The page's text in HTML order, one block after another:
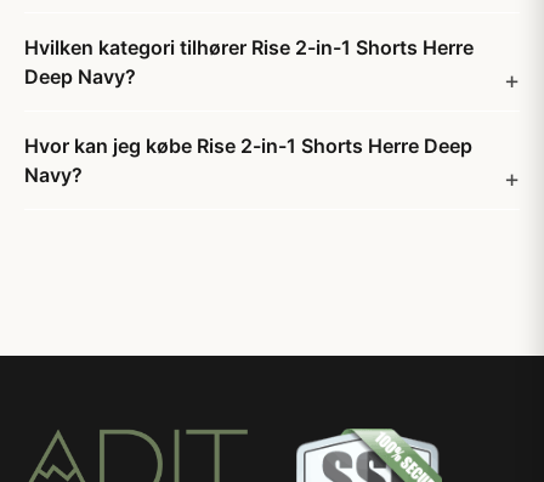
Hvilken kategori tilhører Rise 2-in-1 Shorts Herre
Deep Navy?
Hvor kan jeg købe Rise 2-in-1 Shorts Herre Deep
Navy?